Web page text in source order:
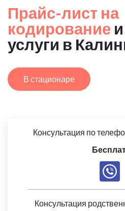
Прайс-лист на
кодирование
услуги в
В стационаре
Консультация по
Консультация